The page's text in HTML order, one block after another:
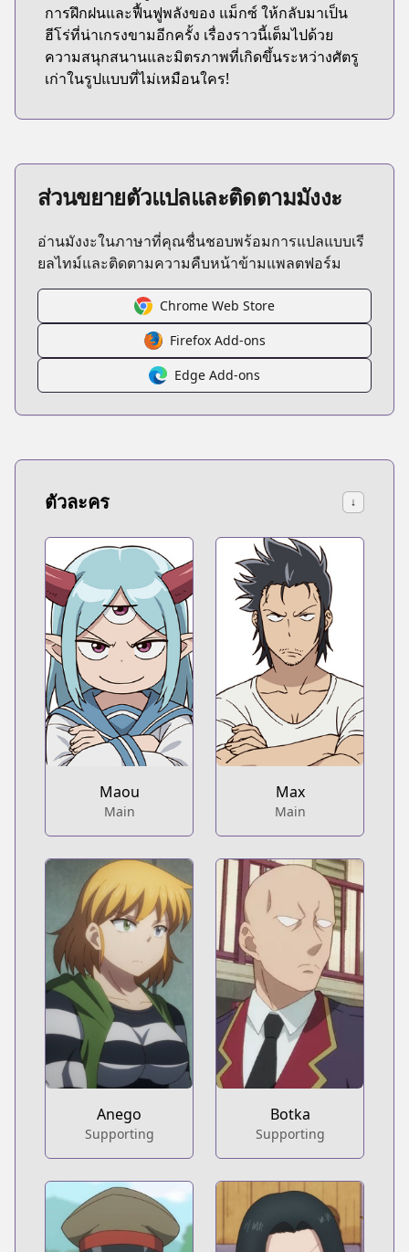
การฝึกฝนและฟื้นฟูพลังของ แม็กซ์ ให้กลับมาเป็น
ฮีโร่ที่น่าเกรงขามอีกครั้ง เรื่องราวนี้เต็มไปด้วย
ความสนุกสนานและมิตรภาพที่เกิดขึ้นระหว่างศัตรู
เก่าในรูปแบบที่ไม่เหมือนใคร!
ส่วนขยายตัวแปลและติดตามมังงะ
อ่านมังงะในภาษาที่คุณชื่นชอบพร้อมการแปลแบบเรี
ยลไทม์และติดตามความคืบหน้าข้ามแพลตฟอร์ม
Chrome Web Store
Firefox Add-ons
Edge Add-ons
ตัวละคร ↓
Maou
Main
Max
Main
Anego
Supporting
Botka
Supporting